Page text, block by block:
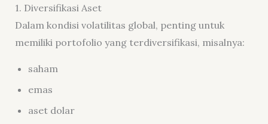
1. Diversifikasi Aset
Dalam kondisi volatilitas global, penting untuk
memiliki portofolio yang terdiversifikasi, misalnya:
saham
emas
aset dolar